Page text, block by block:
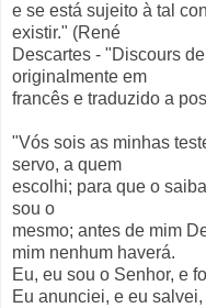
e se está sujeito à tal
existir." (René
Descartes - "Discours
originalmente em
francês e traduzido a
"Vós sois as minhas
servo, a quem
escolhi; para que o
sou o
mesmo; antes de mim
mim nenhum haverá.
Eu, eu sou o Senhor, e
Eu anunciei, e eu